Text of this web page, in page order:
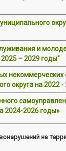
и
– 2029 годы"
некоммерческих
округа на 2022
2024-2026 годы»
на